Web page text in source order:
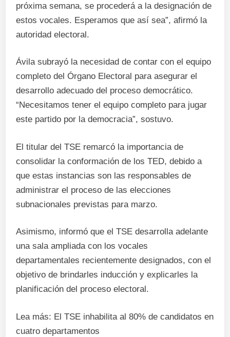
próxima semana, se procederá a la designación de
estos vocales. Esperamos que así sea”, afirmó la
autoridad electoral.
Ávila subrayó la necesidad de contar con el equipo
completo del Órgano Electoral para asegurar el
desarrollo adecuado del proceso democrático.
“Necesitamos tener el equipo completo para jugar
este partido por la democracia”, sostuvo.
El titular del TSE remarcó la importancia de
consolidar la conformación de los TED, debido a
que estas instancias son las responsables de
administrar el proceso de las elecciones
subnacionales previstas para marzo.
Asimismo, informó que el TSE desarrolla adelante
una sala ampliada con los vocales
departamentales recientemente designados, con el
objetivo de brindarles inducción y explicarles la
planificación del proceso electoral.
Lea más: El TSE inhabilita al 80% de candidatos en
cuatro departamentos